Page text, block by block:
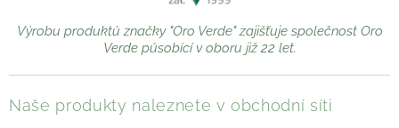
Výrobu produktů značky "Oro Verde" zajišťuje společnost Oro
Verde působící v oboru již 22 let.
Naše produkty naleznete v obchodní síti